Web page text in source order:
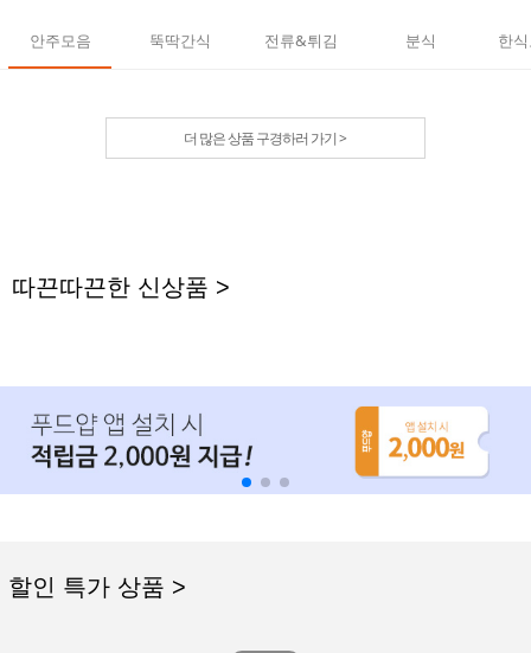
안주모음 뚝딱간식 전류&튀김 분식 한
더 많은 상품 구경하러 가기 >
따끈따끈한 신상품 >
할인 특가 상품 >